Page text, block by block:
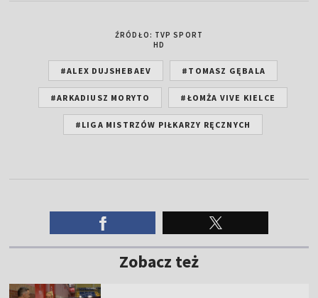
ŹRÓDŁO: TVP SPORT
HD
#ALEX DUJSHEBAEV #TOMASZ GĘBALA
#ARKADIUSZ MORYTO #ŁOMŻA VIVE KIELCE
#LIGA MISTRZÓW PIŁKARZY RĘCZNYCH
Zobacz też